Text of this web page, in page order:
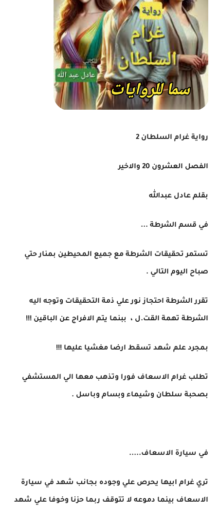
رواية غرام السلطان 2
الفصل العشرون 20 والاخير
بقلم عادل عبدالله
في قسم الشرطة ...
تستمر تحقيقات الشرطة مع جميع المحيطين بمنار حتي
صباح اليوم التالي .
تقرر الشرطة احتجاز نور علي ذمة التحقيقات وتوجه اليه
الشرطة تهمة القت.ل ، ببنما يتم الافراج عن الباقين !!!
بمجرد علم شهد تسقط ارضا مغشيا عليها !!!
تطلب غرام الاسعاف فورا وتذهب معها الي المستشفي
بصحبة سلطان وشيماء وبسام وباسل .
في سيارة الاسعاف.....
تري غرام ابيها يحرص علي وجوده بجانب شهد في سيارة
الاسعاف بينما دموعه لا تتوقف ربما حزنا وخوفا علي شهد